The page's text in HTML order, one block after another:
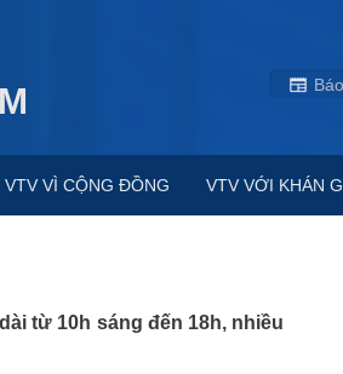
VTV VÌ CỘNG ĐỒNG VTV VỚI KHÁN
từ 10h sáng đến 18h, nhiều